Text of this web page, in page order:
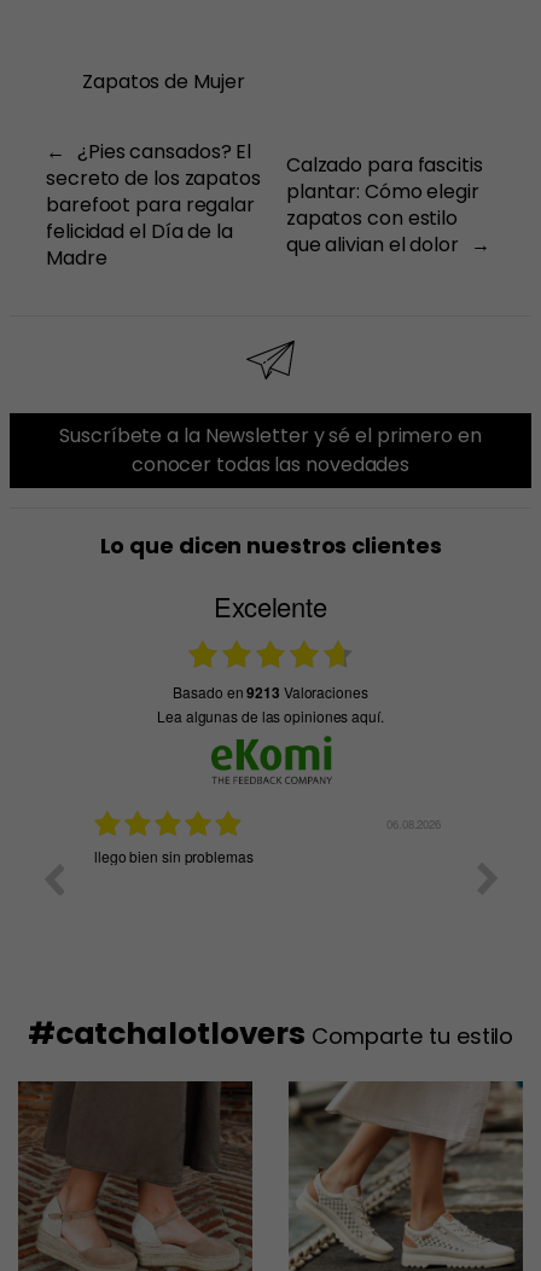
Zapatos de Mujer
← ¿Pies cansados? El
secreto de los zapatos
barefoot para regalar
felicidad el Día de la
Madre
Calzado para fascitis
plantar: Cómo elegir
zapatos con estilo
que alivian el dolor
→
Suscríbete a la Newsletter y sé el primero en
conocer todas las novedades
Lo que dicen nuestros clientes
Excelente
basado en9213 Valoraciones
Lea algunas de las opiniones aquí.
06.08.2026
llego bien sin problemas
#catchalotlovers Comparte tu estilo